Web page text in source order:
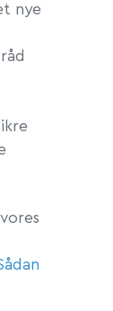
nye